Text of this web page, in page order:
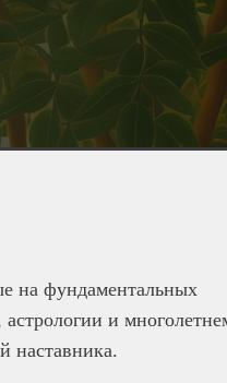
на фундаментальных
и
наставника.